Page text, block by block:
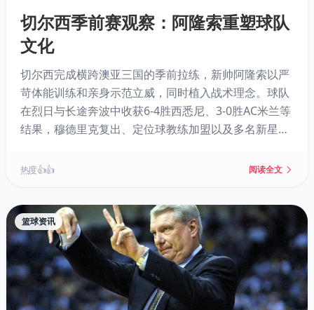
切尔西季前赛观察：阿隆索重塑球队
文化
切尔西完成横跨澳亚三国的季前拉练，新帅阿隆索以严
苛体能训练和亲身示范立威，同时植入战术理念。球队
在烈日与长途奔波中收获6-4胜西悉尼、3-0胜AC米兰等
结果，穆德里克复出、定位球教练加盟以及多名新星涌
超蓄力。
热度 👍👍 阅读全文
篮球资讯